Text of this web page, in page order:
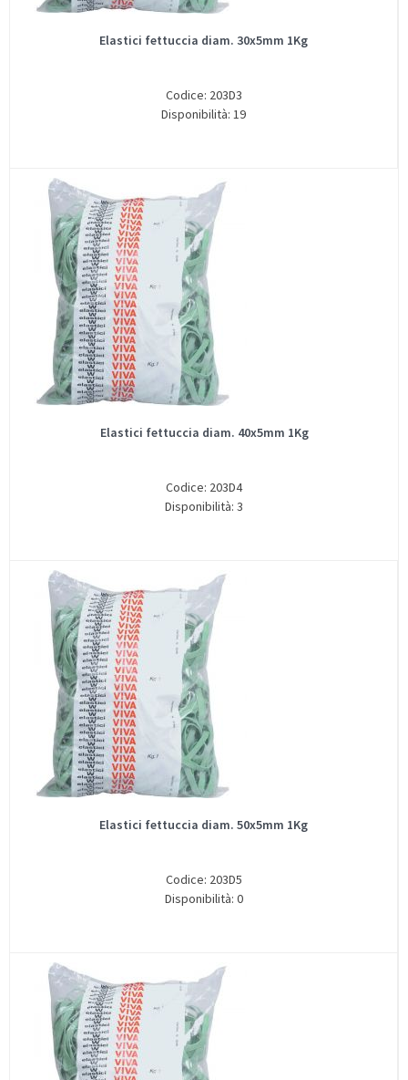
Elastici fettuccia diam. 30x5mm 1Kg
Codice: 203D3
Disponibilità: 19
Elastici fettuccia diam. 40x5mm 1Kg
Codice: 203D4
Disponibilità: 3
Elastici fettuccia diam. 50x5mm 1Kg
Codice: 203D5
Disponibilità: 0